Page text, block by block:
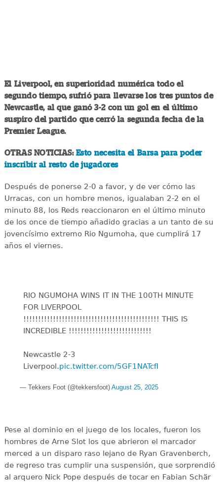
El Liverpool, en superioridad numérica todo el
segundo tiempo, sufrió para llevarse los tres puntos de
Newcastle, al que ganó 3-2 con un gol en el último
suspiro del partido que cerró la segunda fecha de la
Premier League.
OTRAS NOTICIAS: Esto necesita el Barsa para poder
inscribir al resto de jugadores
Después de ponerse 2-0 a favor, y de ver cómo las
Urracas, con un hombre menos, igualaban 2-2 en el
minuto 88, los Reds reaccionaron en el último minuto
de los once de tiempo añadido gracias a un tanto de su
jovencísimo extremo Rio Ngumoha, que cumplirá 17
años el viernes.
RIO NGUMOHA WINS IT IN THE 100TH MINUTE
FOR LIVERPOOL
!!!!!!!!!!!!!!!!!!!!!!!!!!!!!!!!!!!!!!!!!!!!!! THIS IS
INCREDIBLE !!!!!!!!!!!!!!!!!!!!!!!!!!!!
Newcastle 2-3
Liverpool.pic.twitter.com/5GF1NATcfI
— Tekkers Foot (@tekkersfoot) August 25, 2025
Pese al dominio en el juego de los locales, fueron los
hombres de Arne Slot los que abrieron el marcador
merced a un disparo raso lejano de Ryan Gravenberch,
de regreso tras cumplir una suspensión, que sorprendió
al arquero Nick Pope después de tocar en Fabian Schär